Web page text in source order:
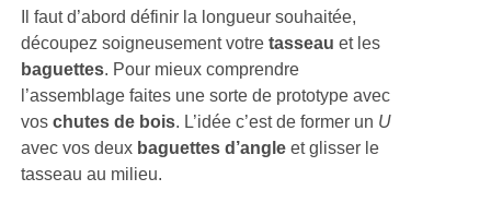
Il faut d’abord définir la longueur souhaitée,
découpez soigneusement votretasseau et les
baguettes. Pour mieux comprendre
l’assemblage faites une sorte de prototype avec
voschutes de bois. L’idée c’est de former un U
avec vos deux baguettes d’angle et glisser le
tasseau au milieu.